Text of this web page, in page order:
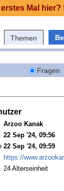
Themen
Fragen
Arzoo Kanak
22 Sep '24, 09:56
22 Sep '24, 09:59
https://
24 Alterseinheit
Mal hier?